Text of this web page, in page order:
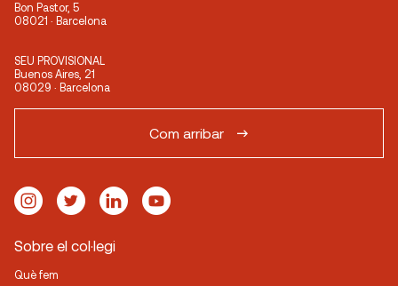
Bon Pastor, 5
08021 · Barcelona
SEU PROVISIONAL
Buenos Aires, 21
08029 · Barcelona
Com arribar
Sobre el col·legi
Què fem